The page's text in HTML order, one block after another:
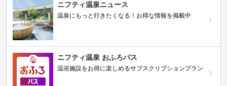
ニフティ温泉ニュース
温泉にもっと行きたくなる！お得な情報を掲載中
ニフティ温泉 おふろパス
温浴施設をお得に楽しめるサブスクリプションプラン